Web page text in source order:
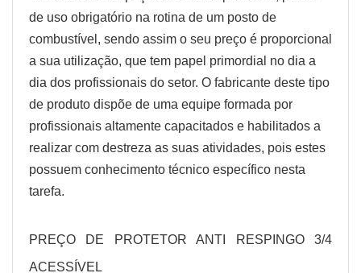
de uso obrigatório na rotina de um posto de
combustível, sendo assim o seu preço é proporcional
a sua utilização, que tem papel primordial no dia a
dia dos profissionais do setor. O fabricante deste tipo
de produto dispõe de uma equipe formada por
profissionais altamente capacitados e habilitados a
realizar com destreza as suas atividades, pois estes
possuem conhecimento técnico específico nesta
tarefa.
PREÇO DE PROTETOR ANTI RESPINGO 3/4
ACESSÍVEL